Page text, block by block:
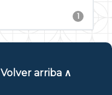
1
Volver arriba ∧